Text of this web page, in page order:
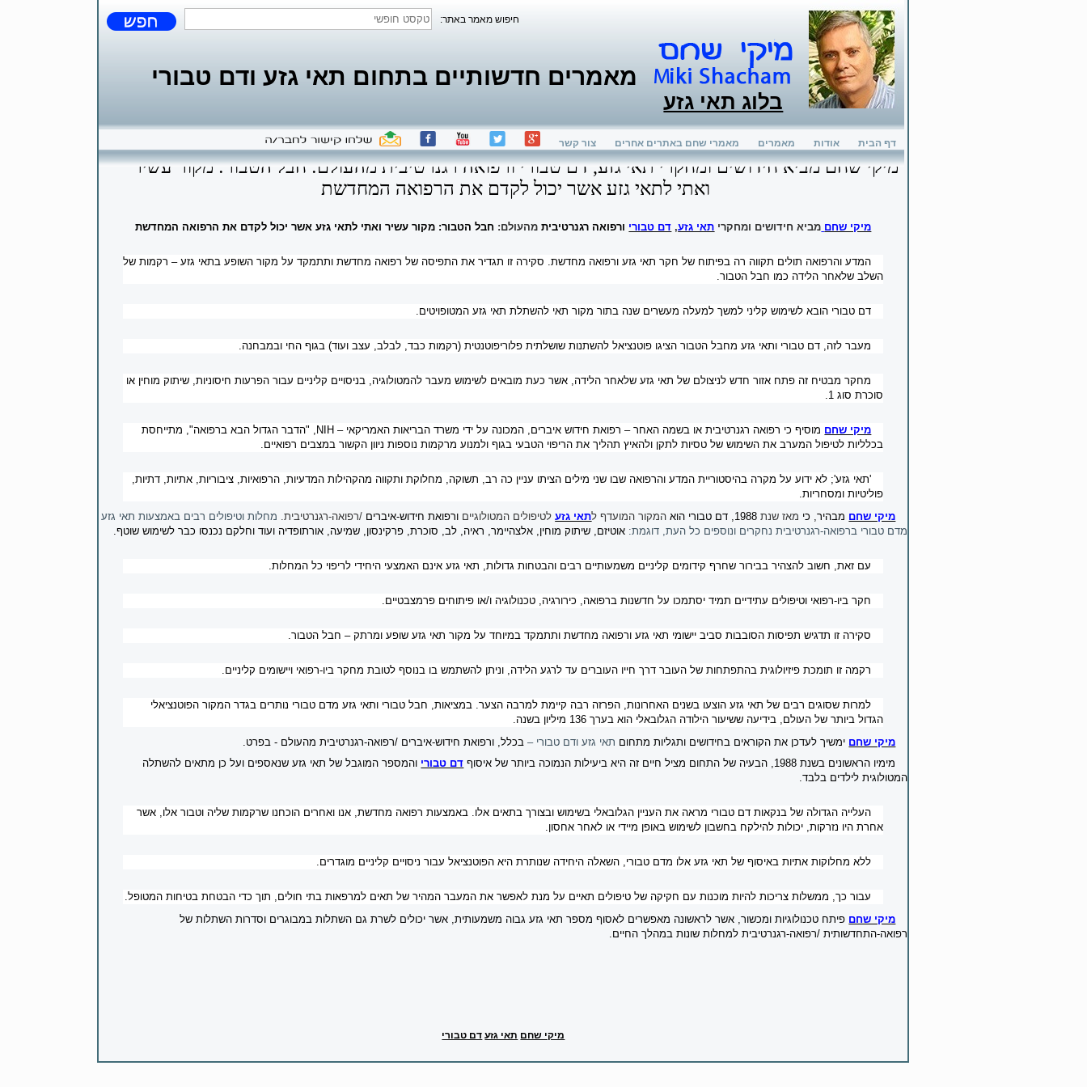
חיפוש מאמר באתר:
מאמרים חדשותיים בתחום תאי גזע ודם טבורי
בלוג תאי גזע
דף הבית אודות מאמרים מאמרי שחם באתרים אחרים צור קשר
מיקי שחם מביא חידושים ומחקרי תאי גזע, דם טבורי ורפואה רגנרטיבית מהעולם: חבל הטבור: מקור עשיר
ואתי לתאי גזע אשר יכול לקדם את הרפואה המחדשת
מיקי שחם מביא חידושים ומחקרי תאי גזע, דם טבורי ורפואה רגנרטיבית מהעולם: חבל הטבור: מקור עשיר ואתי לתאי גזע אשר יכול לקדם את הרפואה המחדשת
המדע והרפואה תולים תקווה רה בפיתוח של חקר תאי גזע ורפואה מחדשת. סקירה זו תגדיר את התפיסה של רפואה מחדשת ותתמקד על מקור השופע בתאי גזע – רקמות של
השלב שלאחר הלידה כמו חבל הטבור.
דם טבורי הובא לשימוש קליני למשך למעלה מעשרים שנה בתור מקור תאי להשתלת תאי גזע המטופויטים.
מעבר לזה, דם טבורי ותאי גזע מחבל הטבור הציגו פוטנציאל להשתנות שושלתית פלוריפוטנטית (רקמות כבד, לבלב, עצב ועוד) בגוף החי ובמבחנה.
מחקר מבטיח זה פתח אזור חדש לניצולם של תאי גזע שלאחר הלידה, אשר כעת מובאים לשימוש מעבר להמטולוגיה, בניסויים קליניים עבור הפרעות חיסוניות, שיתוק מוחין או
סוכרת סוג 1.
מיקי שחם מוסיף כי רפואה רגנרטיבית או בשמה האחר – רפואת חידוש איברים, המכונה על ידי משרד הבריאות האמריקאי – NIH , "הדבר הגדול הבא ברפואה", מתייחסת
בכלליות לטיפול המערב את השימוש של טסיות לתקן ולהאיץ תהליך את הריפוי הטבעי בגוף ולמנוע מרקמות נוספות ניוון הקשור במצבים רפואיים.
'תאי גזע'; לא ידוע על מקרה בהיסטוריית המדע והרפואה שבו שני מילים הציתו עניין כה רב, תשוקה, מחלוקת ותקווה מהקהילות המדעיות, הרפואיות, ציבוריות, אתיות, דתיות,
פוליטיות ומסחריות.
מיקי שחם מבהיר, כי מאז שנת 1988, דם טבורי הוא המקור המועדף לתאי גזעלטיפולים המטולוגיים ורפואת חידוש-איברים /רפואה-רגנרטיבית. מחלות וטיפולים רבים באמצעות תאי גזע
מדם טבורי ברפואה-רגנרטיבית נחקרים ונוספים כל העת, דוגמת: אוטיזם, שיתוק מוחין, אלצהיימר, ראיה, לב, סוכרת, פרקינסון, שמיעה, אורתופדיה ועוד וחלקם נכנסו כבר לשימוש שוטף.
עם זאת, חשוב להצהיר בבירור שחרף קידומים קליניים משמעותיים רבים והבטחות גדולות, תאי גזע אינם האמצעי היחידי לריפוי כל המחלות.
חקר ביו-רפואי וטיפולים עתידיים תמיד יסתמכו על חדשנות ברפואה, כירורגיה, טכנולוגיה ו/או פיתוחים פרמצבטיים.
סקירה זו תדגיש תפיסות הסובבות סביב יישומי תאי גזע ורפואה מחדשת ותתמקד במיוחד על מקור תאי גזע שופע ומרתק – חבל הטבור.
רקמה זו תומכת פיזיולוגית בהתפתחות של העובר דרך חייו העוברים עד לרגע הלידה, וניתן להשתמש בו בנוסף לטובת מחקר ביו-רפואי ויישומים קליניים.
למרות שסוגים רבים של תאי גזע הוצעו בשנים האחרונות, הפרזה רבה קיימת למרבה הצער. במציאות, חבל טבורי ותאי גזע מדם טבורי נותרים בגדר המקור הפוטנציאלי
הגדול ביותר של העולם, בידיעה ששיעור הילודה הגלובאלי הוא בערך 136 מיליון בשנה.
מיקי שחם ימשיך לעדכן את הקוראים בחידושים ותגליות מתחום תאי גזע ודם טבורי – בכלל, ורפואת חידוש-איברים /רפואה-רגנרטיבית מהעולם - בפרט.
מימיו הראשונים בשנת 1988, הבעיה של התחום מציל חיים זה היא ביעילות הנמוכה ביותר של איסוף
דם טבורי והמספר המוגבל של תאי גזע שנאספים ועל כן מתאים להשתלה
המטולוגית לילדים בלבד.
העלייה הגדולה של בנקאות דם טבורי מראה את העניין הגלובאלי בשימוש ובצורך בתאים אלו. באמצעות רפואה מחדשת, אנו ואחרים הוכחנו שרקמות שליה וטבור אלו, אשר
אחרת היו נזרקות, יכולות להילקח בחשבון לשימוש באופן מיידי או לאחר אחסון.
ללא מחלוקות אתיות באיסוף של תאי גזע אלו מדם טבורי, השאלה היחידה שנותרת היא הפוטנציאל עבור ניסויים קליניים מוגדרים.
עבור כך, ממשלות צריכות להיות מוכנות עם חקיקה של טיפולים תאיים על מנת לאפשר את המעבר המהיר של תאים למרפאות בתי חולים, תוך כדי הבטחת בטיחות המטופל.
מיקי שחם פיתח טכנולוגיות ומכשור, אשר לראשונה מאפשרים לאסוף מספר תאי גזע גבוה משמעותית, אשר יכולים לשרת גם השתלות במבוגרים וסדרות השתלות של
רפואה-התחדשותית /רפואה-רגנרטיבית למחלות שונות במהלך החיים.
מיקי שחם תאי גזע דם טבורי